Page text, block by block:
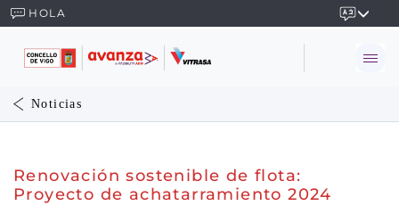
HOLA
Noticias
Renovación sostenible de flota:
Proyecto de achatarramiento 2024